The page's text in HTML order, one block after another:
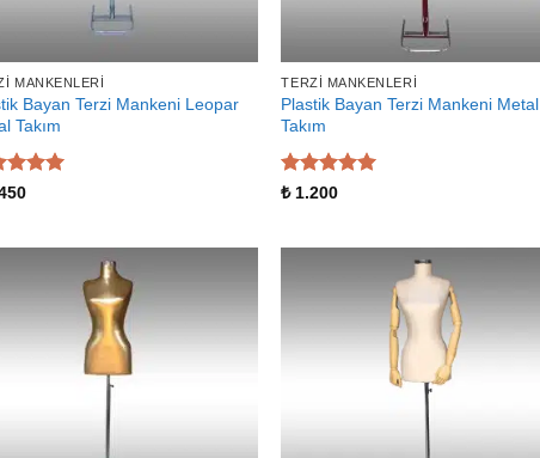
MANKENLERI
Bayan Terzi Mankeni Leopar
Takım
TERZI MANKENLERI
Plastik Bayan Terzi Mankeni Metal
Takım
5 üzerinden
₺1.200